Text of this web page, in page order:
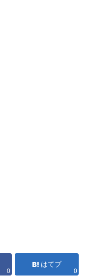
0
はてブ
0